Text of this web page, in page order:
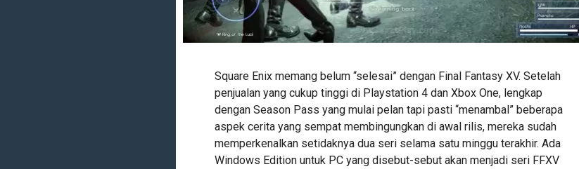
Square Enix memang belum “selesai” dengan Final Fantasy XV. Setelah
penjualan yang cukup tinggi di Playstation 4 dan Xbox One, lengkap
dengan Season Pass yang mulai pelan tapi pasti “menambal” beberapa
aspek cerita yang sempat membingungkan di awal rilis, mereka sudah
memperkenalkan setidaknya dua seri selama satu minggu terakhir. Ada
Windows Edition untuk PC yang disebut-sebut akan menjadi seri FFXV